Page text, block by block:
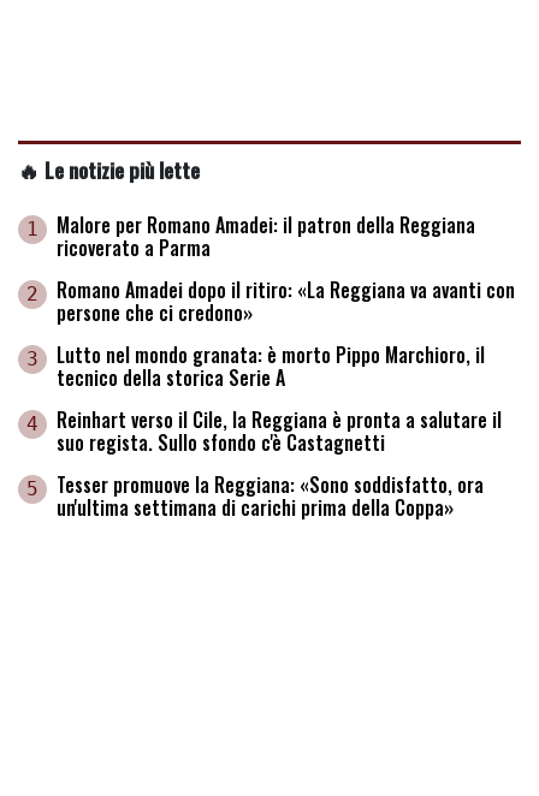
🔥 Le notizie più lette
1 Malore per Romano Amadei: il patron della Reggiana
ricoverato a Parma
2 Romano Amadei dopo il ritiro: «La Reggiana va avanti con
persone che ci credono»
3 Lutto nel mondo granata: è morto Pippo Marchioro, il
tecnico della storica Serie A
4 Reinhart verso il Cile, la Reggiana è pronta a salutare il
suo regista. Sullo sfondo c'è Castagnetti
5 Tesser promuove la Reggiana: «Sono soddisfatto, ora
un'ultima settimana di carichi prima della Coppa»